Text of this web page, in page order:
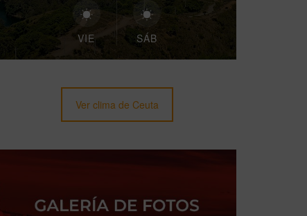
VIE SÁB
Ver clima de Ceuta